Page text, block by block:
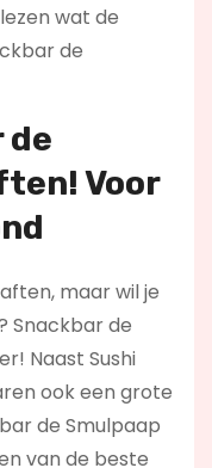
wat de
de
de
Voor
maar wil je
Snackbar de
Naast Sushi
ook een grote
de Smulpaap
van de beste